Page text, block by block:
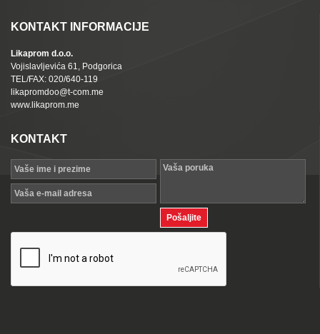
KONTAKT INFORMACIJE
Likaprom d.o.o.
Vojislavljevića 61, Podgorica
TEL/FAX: 020/640-119
likapromdoo@t-com.me
www.likaprom.me
KONTAKT